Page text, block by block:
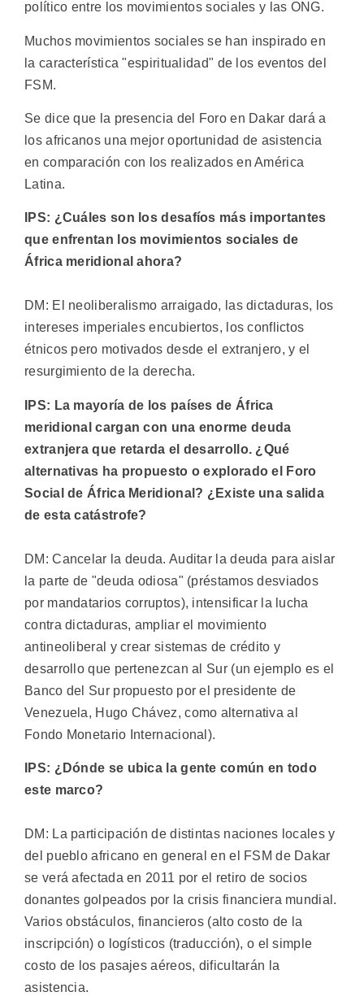
político entre los movimientos sociales y las ONG.
Muchos movimientos sociales se han inspirado en
la característica "espiritualidad" de los eventos del
FSM.
Se dice que la presencia del Foro en Dakar dará a
los africanos una mejor oportunidad de asistencia
en comparación con los realizados en América
Latina.
IPS: ¿Cuáles son los desafíos más importantes
que enfrentan los movimientos sociales de
África meridional ahora?
DM: El neoliberalismo arraigado, las dictaduras, los
intereses imperiales encubiertos, los conflictos
étnicos pero motivados desde el extranjero, y el
resurgimiento de la derecha.
IPS: La mayoría de los países de África
meridional cargan con una enorme deuda
extranjera que retarda el desarrollo. ¿Qué
alternativas ha propuesto o explorado el Foro
Social de África Meridional? ¿Existe una salida
de esta catástrofe?
DM: Cancelar la deuda. Auditar la deuda para aislar
la parte de "deuda odiosa" (préstamos desviados
por mandatarios corruptos), intensificar la lucha
contra dictaduras, ampliar el movimiento
antineoliberal y crear sistemas de crédito y
desarrollo que pertenezcan al Sur (un ejemplo es el
Banco del Sur propuesto por el presidente de
Venezuela, Hugo Chávez, como alternativa al
Fondo Monetario Internacional).
IPS: ¿Dónde se ubica la gente común en todo
este marco?
DM: La participación de distintas naciones locales y
del pueblo africano en general en el FSM de Dakar
se verá afectada en 2011 por el retiro de socios
donantes golpeados por la crisis financiera mundial.
Varios obstáculos, financieros (alto costo de la
inscripción) o logísticos (traducción), o el simple
costo de los pasajes aéreos, dificultarán la
asistencia.